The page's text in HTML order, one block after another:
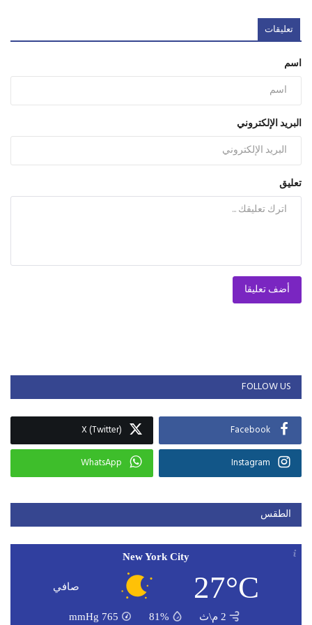
تعليقات
اسم
البريد الإلكتروني
تعليق
أضف تعليقا
FOLLOW US
Facebook
X (Twitter)
Instagram
WhatsApp
الطقس
New York City
27°C صافي
2 م\ث 81%
765
mmHg